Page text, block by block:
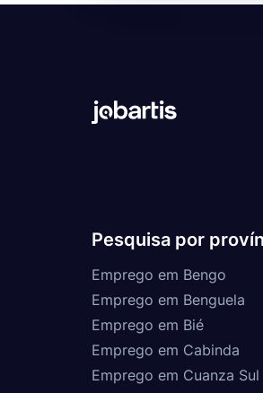
Pesquisa por
Emprego em Bengo
Emprego em Benguela
Emprego em Bié
Emprego em Cabinda
Emprego em Cuanza Sul